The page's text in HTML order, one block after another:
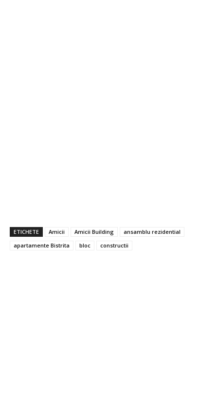
ETICHETE Amicii Amicii Building
ansamblu rezidential
apartamente Bistrita
bloc constructii